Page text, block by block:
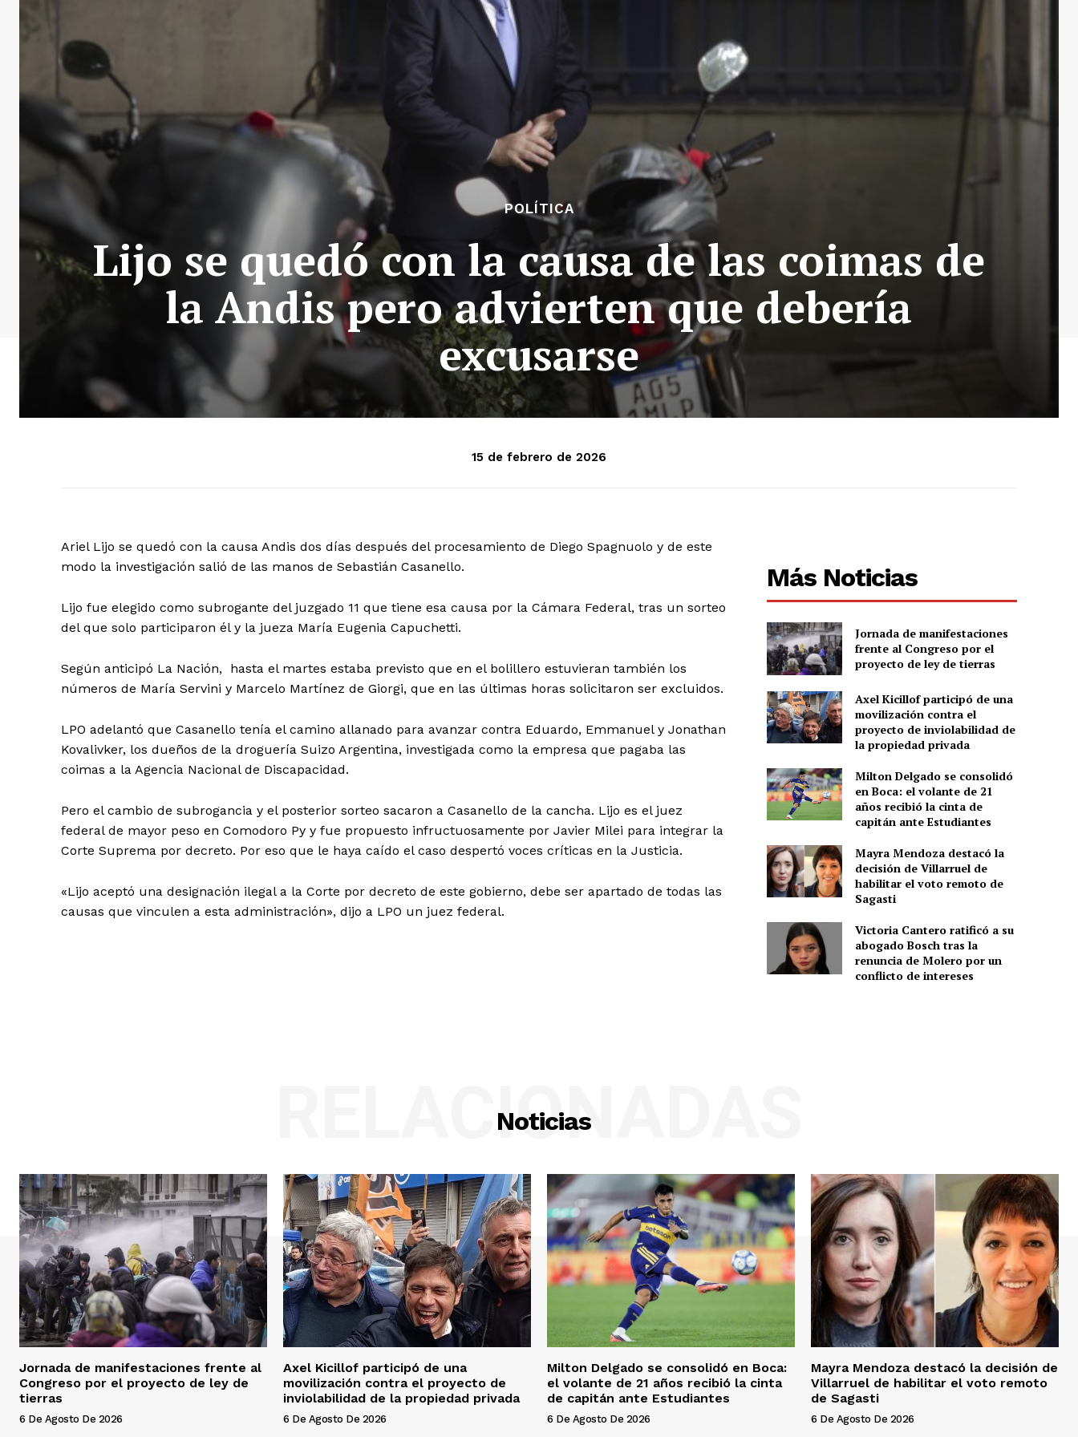
POLÍTICA
Lijo se quedó con la causa de las coimas de
la Andis pero advierten que debería
excusarse
15 de febrero de 2026
Ariel Lijo se quedó con la causa Andis dos días después del procesamiento de Diego Spagnuolo y de este
modo la investigación salió de las manos de Sebastián Casanello.
Lijo fue elegido como subrogante del juzgado 11 que tiene esa causa por la Cámara Federal, tras un sorteo
del que solo participaron él y la jueza María Eugenia Capuchetti.
Según anticipó La Nación, hasta el martes estaba previsto que en el bolillero estuvieran también los
números de María Servini y Marcelo Martínez de Giorgi, que en las últimas horas solicitaron ser excluidos.
LPO adelantó que Casanello tenía el camino allanado para avanzar contra Eduardo, Emmanuel y Jonathan
Kovalivker, los dueños de la droguería Suizo Argentina, investigada como la empresa que pagaba las
coimas a la Agencia Nacional de Discapacidad.
Pero el cambio de subrogancia y el posterior sorteo sacaron a Casanello de la cancha. Lijo es el juez
federal de mayor peso en Comodoro Py y fue propuesto infructuosamente por Javier Milei para integrar la
Corte Suprema por decreto. Por eso que le haya caído el caso despertó voces críticas en la Justicia.
«Lijo aceptó una designación ilegal a la Corte por decreto de este gobierno, debe ser apartado de todas las
causas que vinculen a esta administración», dijo a LPO un juez federal.
Más Noticias
Jornada de manifestaciones
frente al Congreso por el
proyecto de ley de tierras
Axel Kicillof participó de una
movilización contra el
proyecto de inviolabilidad de
la propiedad privada
Milton Delgado se consolidó
en Boca: el volante de 21
años recibió la cinta de
capitán ante Estudiantes
Mayra Mendoza destacó la
decisión de Villarruel de
habilitar el voto remoto de
Sagasti
Victoria Cantero ratificó a su
abogado Bosch tras la
renuncia de Molero por un
conflicto de intereses
Noticias
RELACIONADAS
Jornada de manifestaciones frente al
Congreso por el proyecto de ley de
tierras
6 De Agosto De 2026
Axel Kicillof participó de una
movilización contra el proyecto de
inviolabilidad de la propiedad privada
6 De Agosto De 2026
Milton Delgado se consolidó en Boca:
el volante de 21 años recibió la cinta
de capitán ante Estudiantes
6 De Agosto De 2026
Mayra Mendoza destacó la decisión de
Villarruel de habilitar el voto remoto
de Sagasti
6 De Agosto De 2026